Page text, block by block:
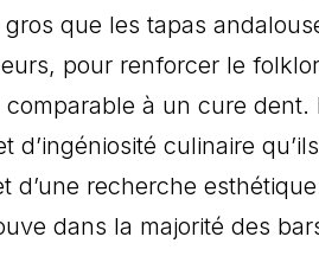
que les tapas
pour renforcer le
à un cure dent.
d’ingéniosité culinaire
d’une recherche
dans la majorité des